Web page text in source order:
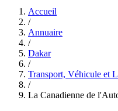
Accueil
/
Annuaire
/
Dakar
/
Transport, Véhicule et
/
La Canadienne de